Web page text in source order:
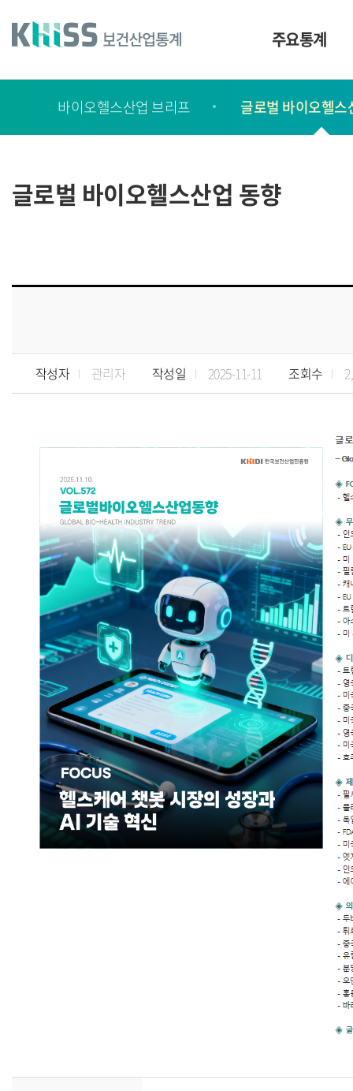
건
주요통계
서
간
행
바이오헬스산업 브리프 글로벌 바이오헬스
글로벌 바이오헬스산업 동향
작성자 관리자 작성일 2025-11-11 조회수